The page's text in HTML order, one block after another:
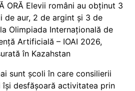
ORĂ Elevii români au obținut 3
de aur, 2 de argint și 3 de
Olimpiada Internațională de
Artificială – IOAI 2026,
în Kazahstan
sunt școli în care consilierii
își desfășoară activitatea prin